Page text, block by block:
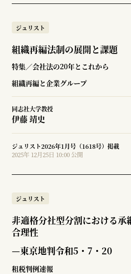
ジュリスト
組織再編法制の展開と課題
特集／会社法の20年とこれから
組織再編と企業グループ
同志社大学教授
伊藤 靖史
ジュリスト2026年1月号（1618号）掲載
2025年 12月25日 10:00 公開
ジュリスト
非適格分社型分割における承
合理性
—東京地判令和5・7・20
租税判例速報